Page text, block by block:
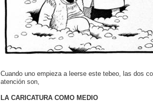
Cuando uno empieza a leerse este tebeo, las dos
atención son,
LA CARICATURA COMO MEDIO